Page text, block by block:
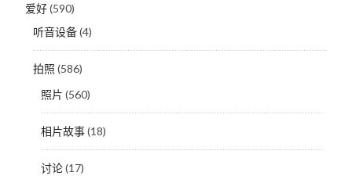
爱好(590)
听音设备(4)
拍照 (586)
照片 (560)
相片故事(18)
讨论(17)